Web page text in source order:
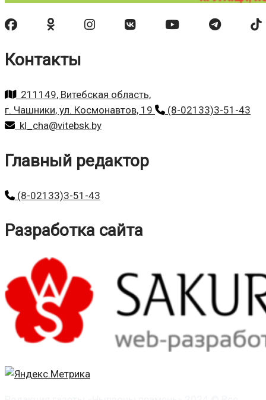
Контакты
211149, Витебская область,
г. Чашники, ул. Космонавтов, 19
(8-02133)3-51-43
kl_cha@vitebsk.by
Главный редактор
(8-02133)3-51-43
Разработка сайта